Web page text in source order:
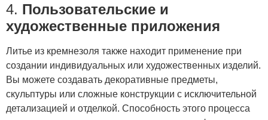
4. Пользовательские и
художественные приложения
Литье из кремнезоля также находит применение при
создании индивидуальных или художественных изделий.
Вы можете создавать декоративные предметы,
скульптуры или сложные конструкции с исключительной
детализацией и отделкой. Способность этого процесса